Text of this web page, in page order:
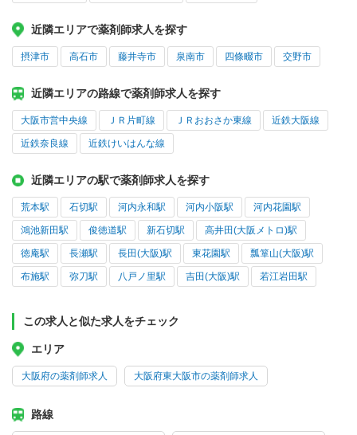
近隣エリアで薬剤師求人を探す
摂津市 高石市 藤井寺市 泉南市 四條畷市 交野市
近隣エリアの路線で薬剤師求人を探す
大阪市営中央線 ＪＲ片町線 ＪＲおおさか東線 近鉄大阪線
近鉄奈良線 近鉄けいはんな線
近隣エリアの駅で薬剤師求人を探す
荒本駅 石切駅 河内永和駅 河内小阪駅 河内花園駅
鴻池新田駅 俊徳道駅 新石切駅 高井田(大阪メトロ)駅
徳庵駅 長瀬駅 長田(大阪)駅 東花園駅 瓢箪山(大阪)駅
布施駅 弥刀駅 八戸ノ里駅 吉田(大阪)駅 若江岩田駅
この求人と似た求人をチェック
エリア
大阪府の薬剤師求人 大阪府東大阪市の薬剤師求人
路線